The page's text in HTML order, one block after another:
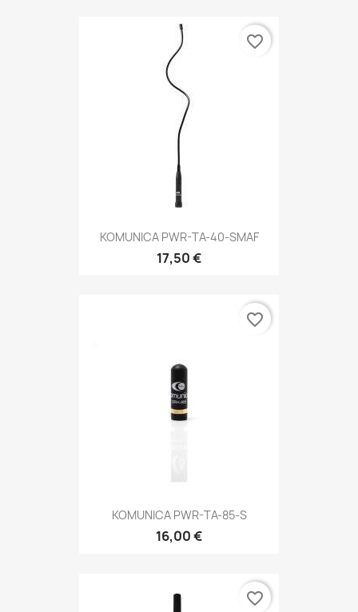
KOMUNICA PWR-TA-40-SMAF
17,50 €
favorite_border
KOMUNICA PWR-TA-85-S
16,00 €
favorite_border
favorite_border